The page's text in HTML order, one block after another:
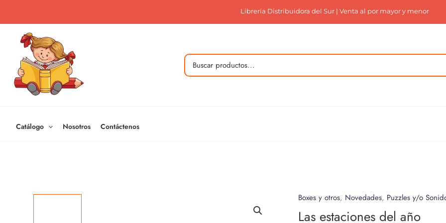
Librería Distribuidora del Sur | Venta al por mayor y menor
Buscar
Catálogo Nosotros Contáctenos
Boxes y otros, Novedades, Puzzles y/o
Las estaciones del año